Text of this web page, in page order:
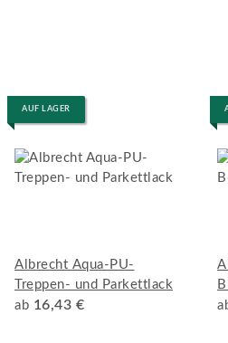
AUF LAGER
Albrecht Aqua-PU-
Treppen- und Parkettlack
ab 16,43 €